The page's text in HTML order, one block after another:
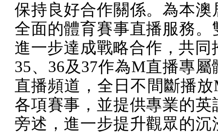
保持良好合作關係。為本澳
全面的體育賽事直播服務。
進一步達成戰略合作，共同
35、 36及37作為M直播專屬
直播頻道，全日不間斷播放
各項賽事，並提供專業的英
旁述，進一步提升觀眾的沉